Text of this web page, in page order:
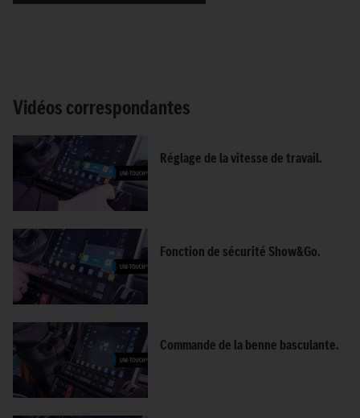
Vidéos correspondantes
Réglage de la vitesse de travail.
Fonction de sécurité Show&Go.
Commande de la benne basculante.